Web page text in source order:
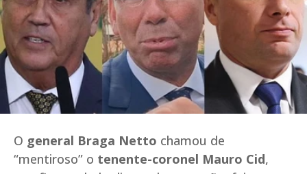
O general Braga Netto chamou de
“mentiroso” o tenente-coronel Mauro Cid,